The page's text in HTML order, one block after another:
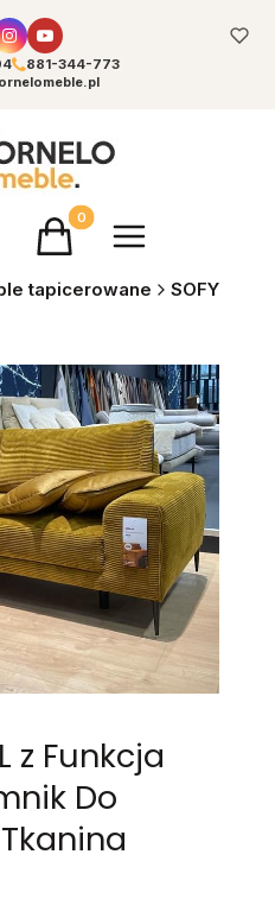
881-344-773
Produkty w koszyku: 0.
tapicerowane SOFY
z Funkcja
Do